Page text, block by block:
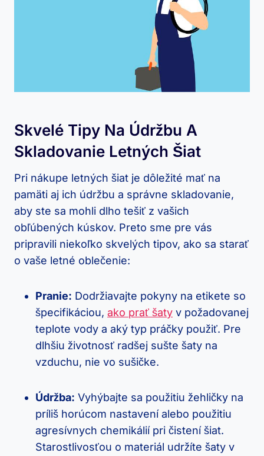
Skvelé Tipy Na Údržbu A
Skladovanie Letných Šiat
Pri nákupe letných šiat je dôležité mať na
pamäti aj ich údržbu a správne skladovanie,
aby ste sa mohli dlho tešiť z vašich
obľúbených kúskov. Preto sme pre vás
pripravili niekoľko skvelých tipov, ako sa starať
o vaše letné oblečenie:
Pranie: Dodržiavajte pokyny na etikete so
špecifikáciou, ako prať šaty v požadovanej
teplote vody a aký typ práčky použiť. Pre
dlhšiu životnosť radšej sušte šaty na
vzduchu, nie vo sušičke.
Údržba: Vyhýbajte sa použitiu žehličky na
príliš horúcom nastavení alebo použitiu
agresívnych chemikálií pri čistení šiat.
Starostlivosťou o materiál udržíte šaty v